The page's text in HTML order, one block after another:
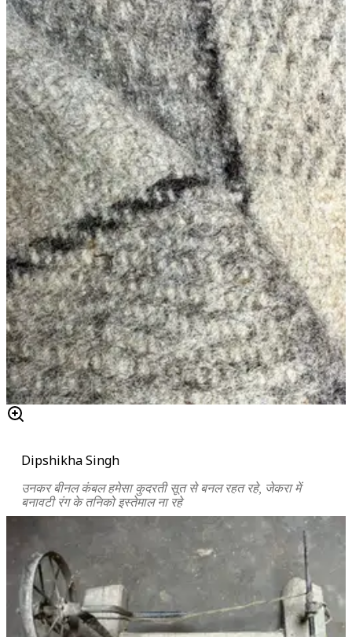
Dipshikha Singh
उनकर बीनल कंबल हमेसा कुदरती सूत से बनल रहत रहे, जेकरा में
बनावटी रंग के तनिको इस्तेमाल ना रहे